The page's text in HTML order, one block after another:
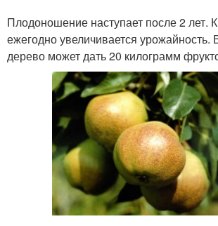
Плодоношение наступает после 2 лет.
ежегодно увеличивается
дерево может дать 20 килограмм